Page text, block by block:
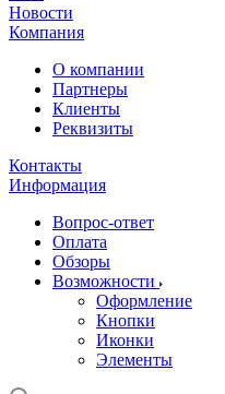
Новости
Компания
О компании
Партнеры
Клиенты
Реквизиты
Контакты
Информация
Вопрос-ответ
Оплата
Обзоры
Возможности
Оформление
Кнопки
Иконки
Элементы